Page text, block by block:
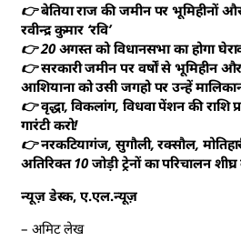
👉 बेतिया राज की जमीन पर भूमिहीनों
रवीन्द्र कुमार ‘रवि’
👉 20 अगस्त को विधानसभा का होगा
👉 सरकारी जमीन पर वर्षों से भूमिहीन और
आशियाना को उसी जगहो पर उन्हें
👉 वृद्धा, विकलांग, विधवा पेंशन की राशि
गारंटी करो!
👉 नरकटियागंज, सुगौली, रक्सौल,
अतिरिक्त 10 जोड़ी ट्रेनों का परिचालन
न्यूज़ डेस्क, ए.एल.न्यूज़
– अमिट लेख